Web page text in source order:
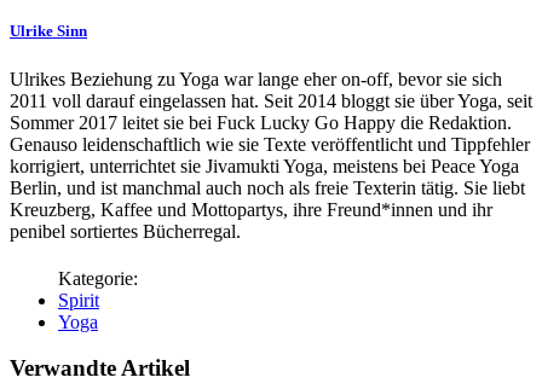
Ulrike Sinn
Ulrikes Beziehung zu Yoga war lange eher on-off, bevor sie sich
2011 voll darauf eingelassen hat. Seit 2014 bloggt sie über Yoga, seit
Sommer 2017 leitet sie bei Fuck Lucky Go Happy die Redaktion.
Genauso leidenschaftlich wie sie Texte veröffentlicht und Tippfehler
korrigiert, unterrichtet sie Jivamukti Yoga, meistens bei Peace Yoga
Berlin, und ist manchmal auch noch als freie Texterin tätig. Sie liebt
Kreuzberg, Kaffee und Mottopartys, ihre Freund*innen und ihr
penibel sortiertes Bücherregal.
Spirit
Yoga
Verwandte Artikel